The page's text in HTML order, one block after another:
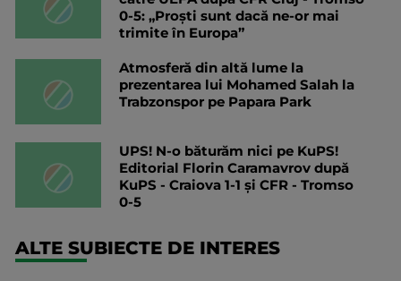
0-5: „Proști sunt dacă ne-or mai
trimite în Europa”
Atmosferă din altă lume la
prezentarea lui Mohamed Salah la
Trabzonspor pe Papara Park
UPS! N-o băturăm nici pe KuPS!
Editorial Florin Caramavrov după
KuPS - Craiova 1-1 și CFR - Tromso
0-5
ALTE SUBIECTE DE INTERES